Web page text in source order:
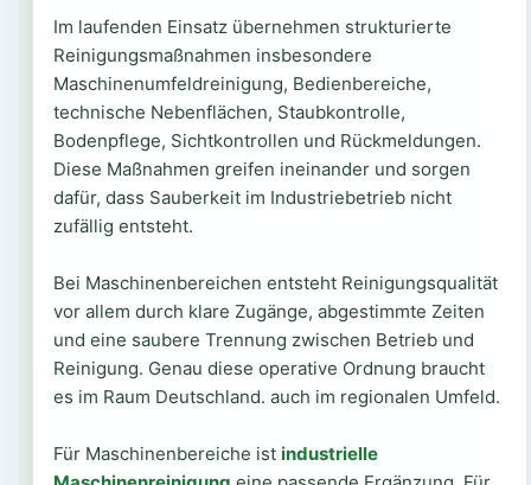
Im laufenden Einsatz übernehmen strukturierte
Reinigungsmaßnahmen insbesondere
Maschinenumfeldreinigung, Bedienbereiche,
technische Nebenflächen, Staubkontrolle,
Bodenpflege, Sichtkontrollen und Rückmeldungen.
Diese Maßnahmen greifen ineinander und sorgen
dafür, dass Sauberkeit im Industriebetrieb nicht
zufällig entsteht.
Bei Maschinenbereichen entsteht Reinigungsqualität
vor allem durch klare Zugänge, abgestimmte Zeiten
und eine saubere Trennung zwischen Betrieb und
Reinigung. Genau diese operative Ordnung braucht
es im Raum Deutschland. auch im regionalen Umfeld.
Für Maschinenbereiche ist industrielle